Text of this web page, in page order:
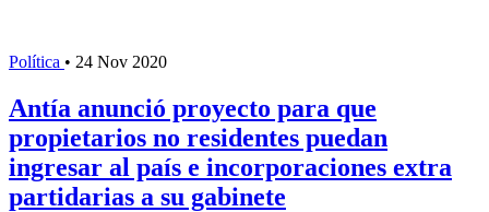
Política • 24 Nov 2020
Antía anunció proyecto para que
propietarios no residentes puedan
ingresar al país e incorporaciones extra
partidarias a su gabinete